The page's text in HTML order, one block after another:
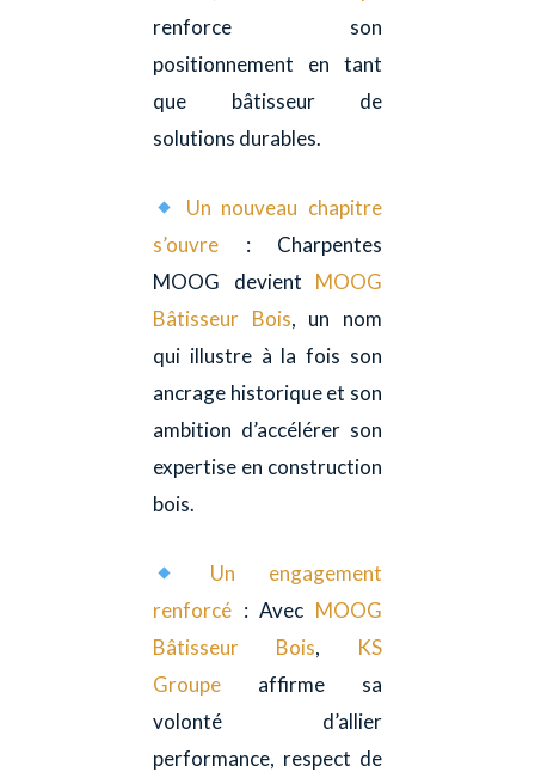
renforce son
positionnement en tant
que bâtisseur de
solutions durables.
Un nouveau chapitre
s’ouvre : Charpentes
MOOG devient MOOG
Bâtisseur Bois, un nom
qui illustre à la fois son
ancrage historique et son
ambition d’accélérer son
expertise en construction
bois.
Un engagement
renforcé : Avec MOOG
Bâtisseur Bois, KS
Groupe affirme sa
volonté d’allier
performance, respect de